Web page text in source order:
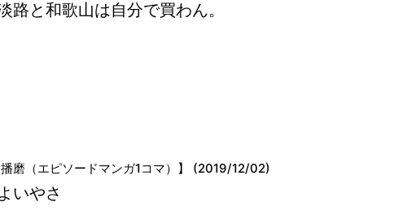
路と和歌山は自分で買わん。
磨（エピソードマンガ1コマ）】 (2019/12/02)
いやさ